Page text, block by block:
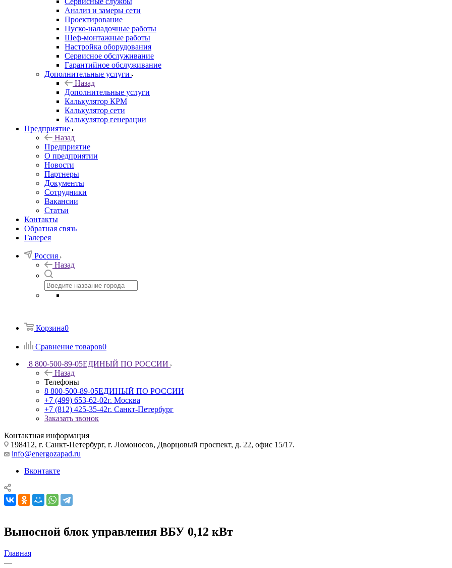
Анализ и замеры сети
Проектирование
Пуско-наладочные работы
Шеф-монтажные работы
Настройка оборудования
Сервисное обслуживание
Гарантийное обслуживание
Дополнительные услуги
Назад
Дополнительные услуги
Калькулятор КРМ
Калькулятор сети
Калькулятор генерации
Предприятие
Назад
Предприятие
О предприятии
Новости
Партнеры
Документы
Сотрудники
Вакансии
Статьи
Контакты
Обратная связь
Галерея
Россия
Назад
Корзина0
Сравнение товаров0
8 800-500-89-05ЕДИНЫЙ ПО РОССИИ
Назад
Телефоны
8 800-500-89-05ЕДИНЫЙ ПО РОССИИ
+7 (499) 653-62-02г. Москва
+7 (812) 425-35-42г. Санкт-Петербург
Заказать звонок
Контактная информация
198412, г. Санкт-Петербург, г. Ломоносов, Дворцовый проспект, д. 22, офис 15/17.
info@energozapad.ru
Вконтакте
Выносной блок управления ВБУ 0,12 кВт
Главная
—